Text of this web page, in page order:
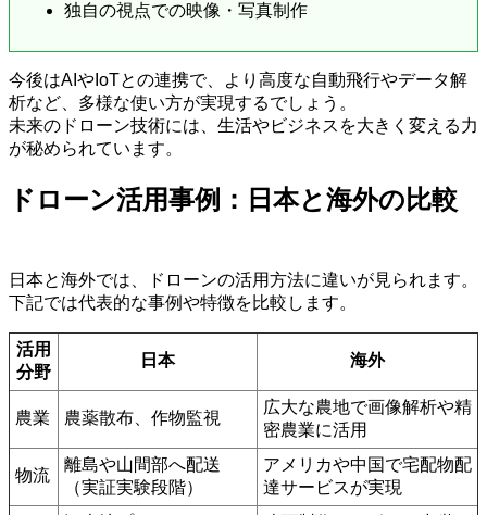
独自の視点での映像・写真制作
今後はAIやIoTとの連携で、より高度な自動飛行やデータ解
析など、多様な使い方が実現するでしょう。
未来のドローン技術には、生活やビジネスを大きく変える力
が秘められています。
ドローン活用事例：日本と海外の比較
日本と海外では、ドローンの活用方法に違いが見られます。
下記では代表的な事例や特徴を比較します。
活用
分野
日本 海外
農業 農薬散布、作物監視
広大な農地で画像解析や精
密農業に活用
物流
離島や山間部へ配送
（実証実験段階）
アメリカや中国で宅配物配
達サービスが実現